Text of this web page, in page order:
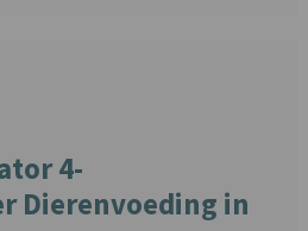
4-
Dierenvoeding in